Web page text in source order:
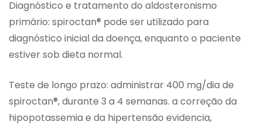
Diagnóstico e tratamento do aldosteronismo
primário: spiroctan® pode ser utilizado para
diagnóstico inicial da doença, enquanto o paciente
estiver sob dieta normal.
Teste de longo prazo: administrar 400 mg/dia de
spiroctan®, durante 3 a 4 semanas. a correção da
hipopotassemia e da hipertensão evidencia,